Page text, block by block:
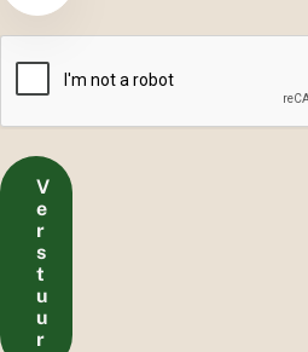
n
C
A
C
H
A
V
e
r
s
t
u
u
r